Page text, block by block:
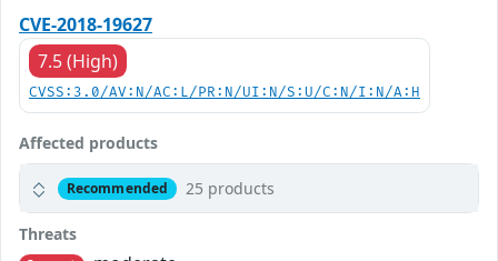
CVE-2018-19627
7.5 (High)
CVSS:3.0/AV:N/AC:L/PR:N/UI:N/S:U/C:N/I:N/A:H
Affected products
Recommended 25 products
Threats